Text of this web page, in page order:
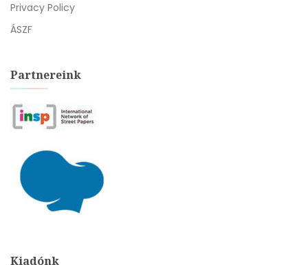
Privacy Policy
ÁSZF
Partnereink
Kiadónk